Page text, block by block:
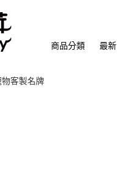
商品分類 最
客製名牌